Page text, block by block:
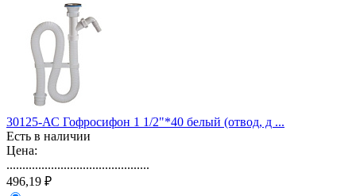
30125-АС Гофросифон 1 1/2"*40 белый (отвод, д ...
Есть в наличии
Цена:
.............................................
496,19 ₽